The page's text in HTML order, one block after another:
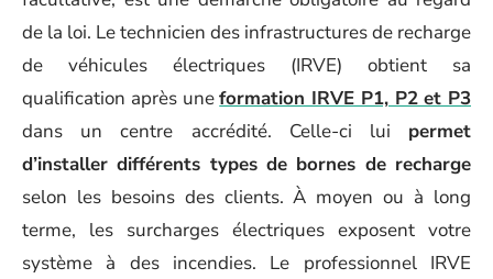
de la loi. Le technicien des infrastructures de recharge
de véhicules électriques (IRVE) obtient sa
qualification après uneformation IRVE P1, P2 et P3
dans un centre accrédité. Celle-ci lui permet
d’installer différents types de bornes de recharge
selon les besoins des clients. À moyen ou à long
terme, les surcharges électriques exposent votre
système à des incendies. Le professionnel IRVE